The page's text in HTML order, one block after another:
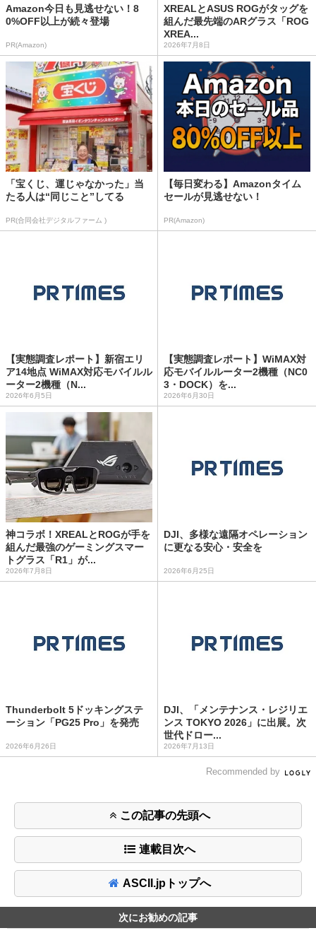
Amazon今日も見逃せない！8
0%OFF以上が続々登場
PR(Amazon)
XREALとASUS ROGがタッグを
組んだ最先端のARグラス「ROG
XREA...
2026年7月8日
「宝くじ、運じゃなかった」当
たる人は“同じこと”してる
PR(合同会社デジタルファーム )
【毎日変わる】Amazonタイム
セールが見逃せない！
PR(Amazon)
【実態調査レポート】新宿エリ
ア14地点 WiMAX対応モバイルル
ーター2機種（N...
2026年6月5日
【実態調査レポート】WiMAX対
応モバイルルーター2機種（NC0
3・DOCK）を...
2026年6月30日
神コラボ！XREALとROGが手を
組んだ最強のゲーミングスマー
トグラス「R1」が...
2026年7月8日
DJI、多様な遠隔オペレーション
に更なる安心・安全を
2026年6月25日
Thunderbolt 5ドッキングステ
ーション「PG25 Pro」を発売
2026年6月26日
DJI、「メンテナンス・レジリエ
ンス TOKYO 2026」に出展。次
世代ドロー...
2026年7月13日
Recommended by
この記事の先頭へ
連載目次へ
ASCII.jpトップへ
次にお勧めの記事